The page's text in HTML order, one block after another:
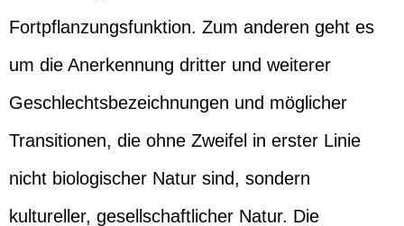
Fortpflanzungsfunktion. Zum anderen geht es
um die Anerkennung dritter und weiterer
Geschlechtsbezeichnungen und möglicher
Transitionen, die ohne Zweifel in erster Linie
nicht biologischer Natur sind, sondern
kultureller, gesellschaftlicher Natur. Die